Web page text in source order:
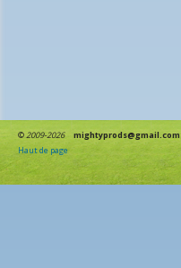
©2009-2026
mightyprods@gmail.com
Haut de page